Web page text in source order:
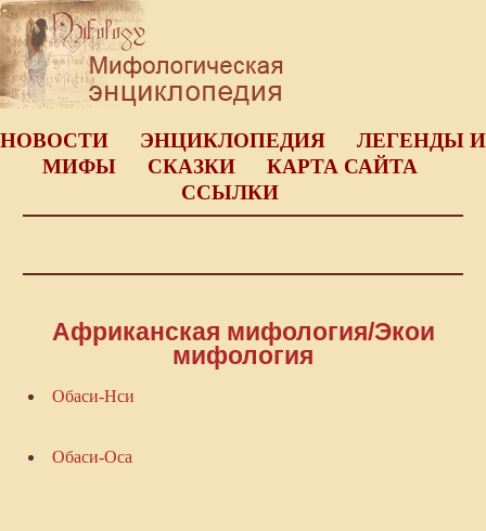
НОВОСТИ ЭНЦИКЛОПЕДИЯ
ЛЕГЕНДЫ И
МИФЫ
СКАЗКИ
КАРТА САЙТА
ССЫЛКИ
Африканская мифология/Экои
мифология
Обаси-Нси
Обаси-Оса